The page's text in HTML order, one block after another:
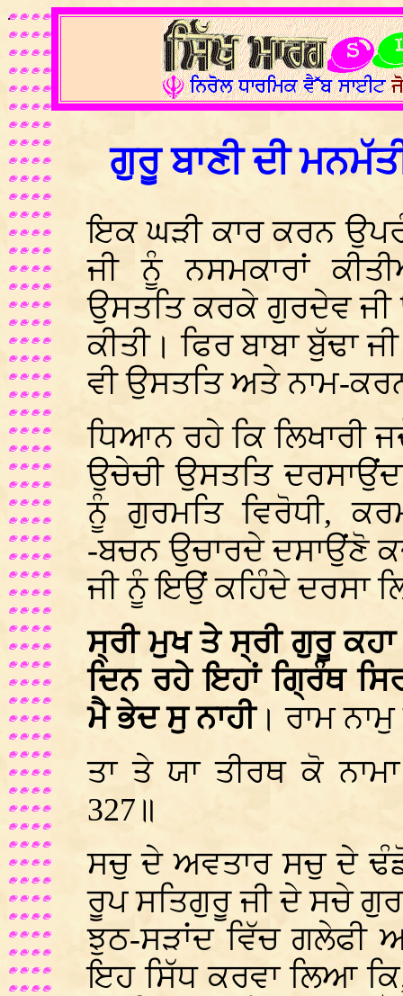
.
ਗੁਰੂ ਬਾਣੀ ਦੀ
ਇਕ ਘੜੀ ਕਾਰ ਕਰਨ
ਜੀ ਨੂੰ ਨਸਮਕਾਰਾਂ
ਉਸਤਤਿ ਕਰਕੇ ਗੁਰਦੇਵ ਜੀ
ਕੀਤੀ। ਫਿਰ ਬਾਬਾ ਬੁੱਢਾ
ਵੀ ਉਸਤਤਿ ਅਤੇ ਨਾਮ-
ਧਿਆਨ ਰਹੇ ਕਿ ਲਿਖਾਰੀ
ਉਚੇਚੀ ਉਸਤਤਿ
ਨੂੰ ਗੁਰਮਤਿ ਵਿਰੋਧੀ,
-ਬਚਨ ਉਚਾਰਦੇ ਦਸਾਉਂਣੋ
ਜੀ ਨੂੰ ਇਉਂ ਕਹਿੰਦੇ ਦਰਸਾ
ਸ੍ਰੀ ਮੁਖ ਤੇ ਸ੍ਰੀ ਗੁਰੂ
ਦਿਨ ਰਹੇ ਇਹਾਂ ਗ੍ਰਿੰਥ
ਮੈ ਭੇਦ ਸੁ ਨਾਹੀ। ਰਾਮ
ਤਾ ਤੇ ਯਾ ਤੀਰਥ ਕੋ
327॥
ਸਚੁ ਦੇ ਅਵਤਾਰ ਸਚੁ ਦੇ
ਰੂਪ ਸਤਿਗੁਰੂ ਜੀ ਦੇ ਸਚੇ
ਝੁਠ-ਸੜਾਂਦ ਵਿੱਚ ਗਲੇਫੀ
ਇਹ ਸਿੱਧ ਕਰਵਾ ਲਿਆ